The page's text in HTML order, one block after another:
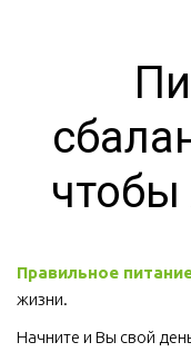
Правильное
жизни.
Начните и Вы свой